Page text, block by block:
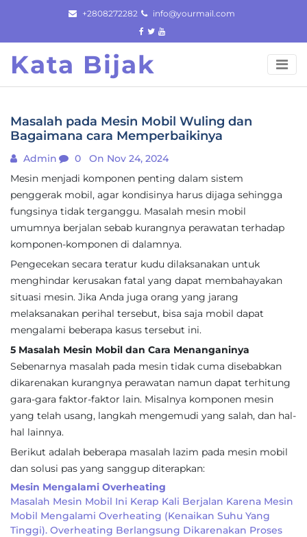
content
+2808272282 info@yourmail.com
Kata Bijak
Masalah pada Mesin Mobil Wuling dan
Bagaimana cara Memperbaikinya
Admin 0
On Nov 24, 2024
Mesin menjadi komponen penting dalam sistem
penggerak mobil, agar kondisinya harus dijaga sehingga
fungsinya tidak terganggu. Masalah mesin mobil
umumnya berjalan sebab kurangnya perawatan terhadap
komponen-komponen di dalamnya.
Pengecekan secara teratur kudu dilaksanakan untuk
menghindar kerusakan fatal yang dapat membahayakan
situasi mesin. Jika Anda juga orang yang jarang
melaksanakan perihal tersebut, bisa saja mobil dapat
mengalami beberapa kasus tersebut ini.
5 Masalah Mesin Mobil dan Cara Menanganinya
Sebenarnya masalah pada mesin tidak cuma disebabkan
dikarenakan kurangnya perawatan namun dapat terhitung
gara-gara faktor-faktor lain. Misalnya komponen mesin
yang telah usang, langkah mengemudi yang salah, dan hal-
hal lainnya.
Berikut adalah beberapa masalah lazim pada mesin mobil
dan solusi pas yang sanggup diterapkan:
Mesin Mengalami Overheating
Masalah Mesin Mobil Ini Kerap Kali Berjalan Karena Mesin
Mobil Mengalami Overheating (kenaikan Suhu Yang
Tinggi). Overheating Berlangsung Dikarenakan Proses